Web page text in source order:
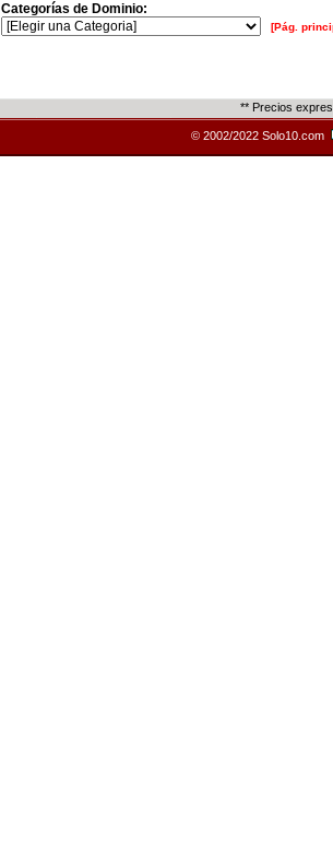
Categorías de Dominio:
[Pág.
** Precios
© 2002/2022 Solo10.com